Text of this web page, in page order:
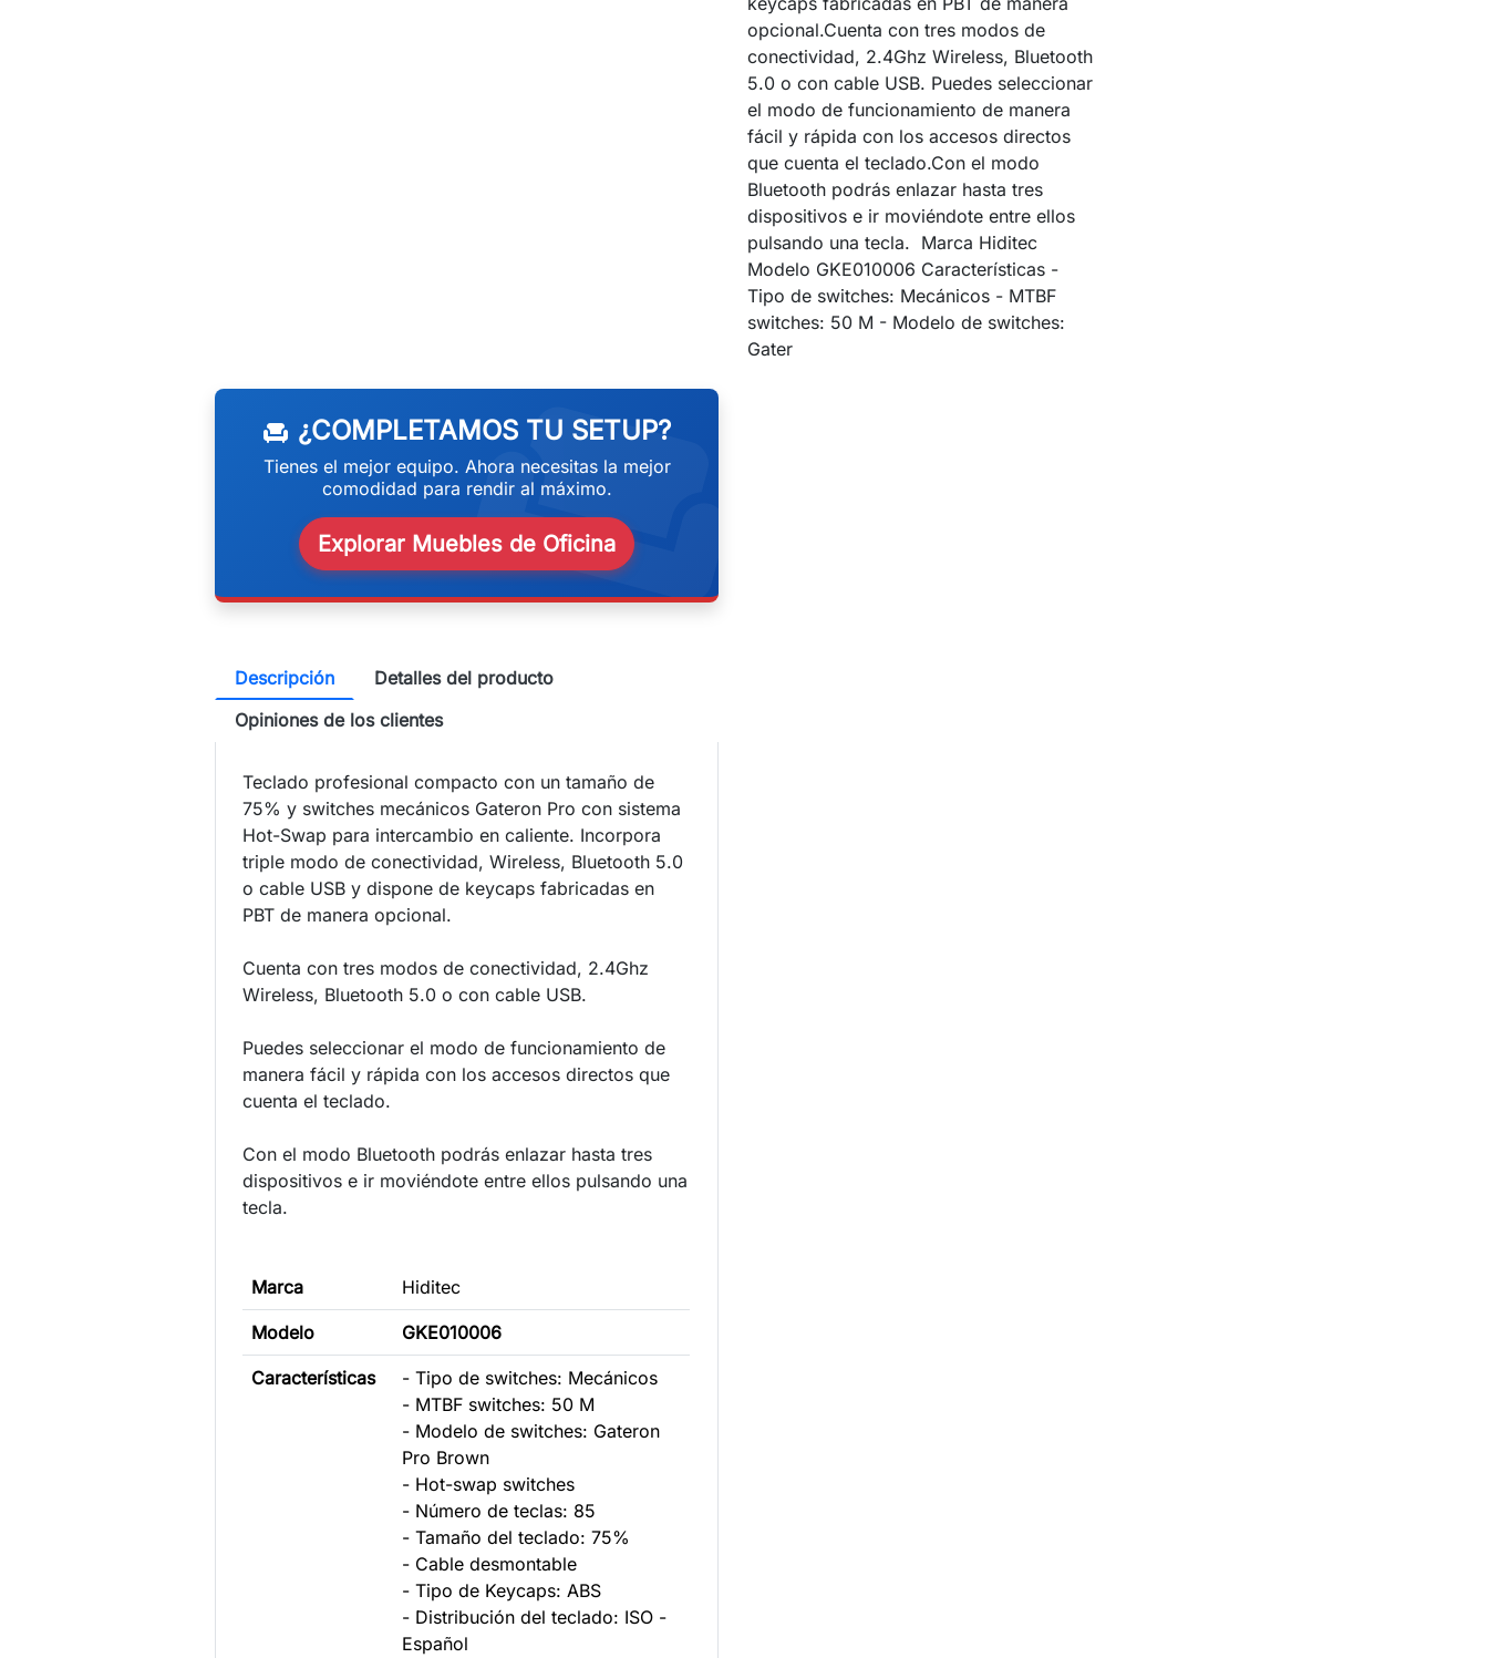
opcional.Cuenta con tres modos de
conectividad, 2.4Ghz Wireless, Bluetooth
5.0 o con cable USB. Puedes seleccionar
el modo de funcionamiento de manera
fácil y rápida con los accesos directos
que cuenta el teclado.Con el modo
Bluetooth podrás enlazar hasta tres
dispositivos e ir moviéndote entre ellos
pulsando una tecla. Marca Hiditec
Modelo GKE010006 Características -
Tipo de switches: Mecánicos - MTBF
switches: 50 M - Modelo de switches:
Gater
weekend
chair ¿COMPLETAMOS TU SETUP?
Tienes el mejor equipo. Ahora necesitas la mejor
comodidad para rendir al máximo.
Explorar Muebles de Oficina
Descripción
Detalles del producto
Opiniones de los clientes
Teclado profesional compacto con un tamaño de
75% y switches mecánicos Gateron Pro con sistema
Hot-Swap para intercambio en caliente. Incorpora
triple modo de conectividad, Wireless, Bluetooth 5.0
o cable USB y dispone de keycaps fabricadas en
PBT de manera opcional.
Cuenta con tres modos de conectividad, 2.4Ghz
Wireless, Bluetooth 5.0 o con cable USB.
Puedes seleccionar el modo de funcionamiento de
manera fácil y rápida con los accesos directos que
cuenta el teclado.
Con el modo Bluetooth podrás enlazar hasta tres
dispositivos e ir moviéndote entre ellos pulsando una
tecla.
Marca Hiditec
Modelo GKE010006
Características
- Tipo de switches: Mecánicos
- MTBF switches: 50 M
- Modelo de switches: Gateron
Pro Brown
- Hot-swap switches
- Número de teclas: 85
- Tamaño del teclado: 75%
- Cable desmontable
- Tipo de Keycaps: ABS
- Distribución del teclado: ISO -
Español